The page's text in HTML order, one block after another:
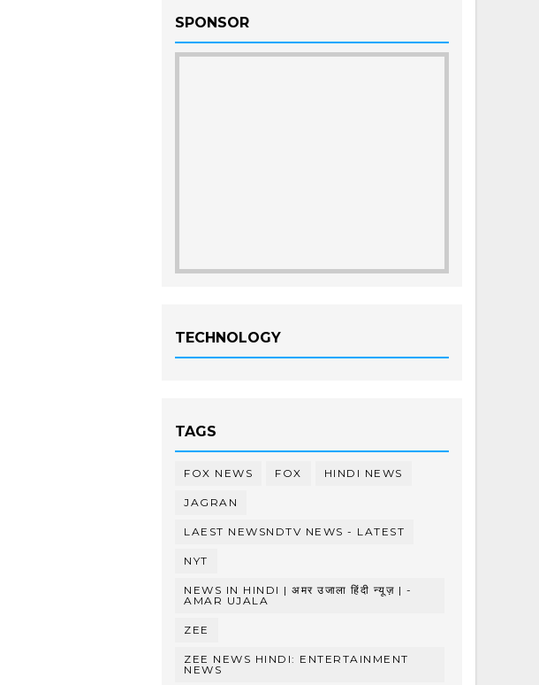
SPONSOR
TECHNOLOGY
TAGS
FOX NEWS FOX HINDI NEWS
JAGRAN
LAEST NEWSNDTV NEWS - LATEST
NYT
NEWS IN HINDI | अमर उजाला हिंदी न्यूज़ | -
AMAR UJALA
ZEE
ZEE NEWS HINDI: ENTERTAINMENT
NEWS